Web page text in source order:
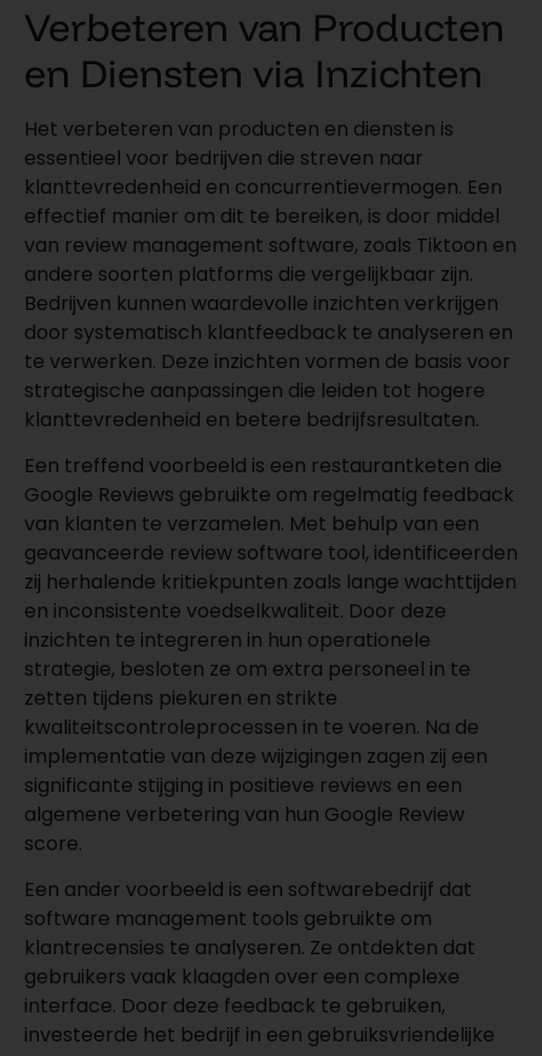
Verbeteren van Producten
en Diensten via Inzichten
Het verbeteren van producten en diensten is
essentieel voor bedrijven die streven naar
klanttevredenheid en concurrentievermogen. Een
effectief manier om dit te bereiken, is door middel
van review management software, zoals Tiktoon en
andere soorten platforms die vergelijkbaar zijn.
Bedrijven kunnen waardevolle inzichten verkrijgen
door systematisch klantfeedback te analyseren en
te verwerken. Deze inzichten vormen de basis voor
strategische aanpassingen die leiden tot hogere
klanttevredenheid en betere bedrijfsresultaten.
Een treffend voorbeeld is een restaurantketen die
Google Reviews gebruikte om regelmatig feedback
van klanten te verzamelen. Met behulp van een
geavanceerde review software tool, identificeerden
zij herhalende kritiekpunten zoals lange wachttijden
en inconsistente voedselkwaliteit. Door deze
inzichten te integreren in hun operationele
strategie, besloten ze om extra personeel in te
zetten tijdens piekuren en strikte
kwaliteitscontroleprocessen in te voeren. Na de
implementatie van deze wijzigingen zagen zij een
significante stijging in positieve reviews en een
algemene verbetering van hun Google Review
score.
Een ander voorbeeld is een softwarebedrijf dat
software management tools gebruikte om
klantrecensies te analyseren. Ze ontdekten dat
gebruikers vaak klaagden over een complexe
interface. Door deze feedback te gebruiken,
investeerde het bedrijf in een gebruiksvriendelijke